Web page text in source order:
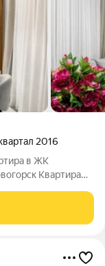
2016
в ЖК
Квартира
которая входит